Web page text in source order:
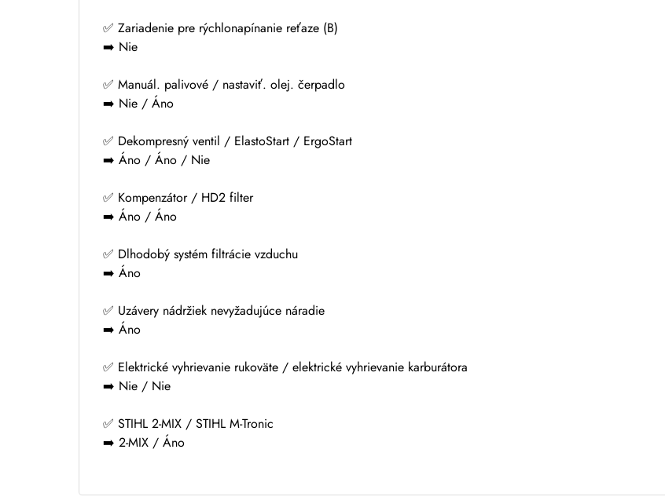
✅ Zariadenie pre rýchlonapínanie reťaze (B)
➡️ Nie
✅ Manuál. palivové / nastaviť. olej. čerpadlo
➡️ Nie / Áno
✅ Dekompresný ventil / ElastoStart / ErgoStart
➡️ Áno / Áno / Nie
✅ Kompenzátor / HD2 filter
➡️ Áno / Áno
✅ Dlhodobý systém filtrácie vzduchu
➡️ Áno
✅ Uzávery nádržiek nevyžadujúce náradie
➡️ Áno
✅ Elektrické vyhrievanie rukoväte / elektrické vyhrievanie karburátora
➡️ Nie / Nie
✅ STIHL 2-MIX / STIHL M-Tronic
➡️ 2-MIX / Áno